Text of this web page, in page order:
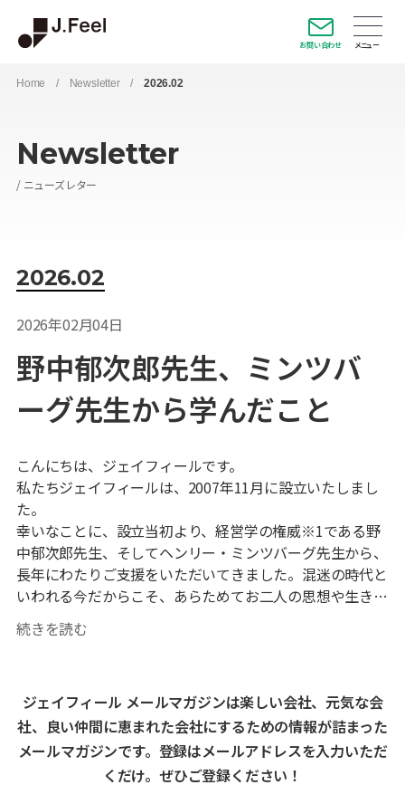
お問い合わせ
Home / Newsletter/ 2026.02
Newsletter
ニューズレター
2026.02
2026年02月04日
野中郁次郎先生、ミンツバ
ーグ先生から学んだこと
こんにちは、ジェイフィールです。
私たちジェイフィールは、2007年11月に設立いたしまし
た。
幸いなことに、設立当初より、経営学の権威※1である野
中郁次郎先生、そしてヘンリー・ミンツバーグ先生から、
長年にわたりご支援をいただいてきました。混迷の時代と
いわれる今だからこそ、あらためてお二人の思想や生き方
に立ち返り、そこから何を学べるのか。そんな思いを起点
に、先日新春セミナーを開催いたしました。
や、メッセージを思い返してみると、そこには社会のあり
方や人の生き方に対する、深い愛情と揺るぎない哲学が感
じられます。お二人は、経営学の分野において独自の理論
を展開し、大きな貢献をされてきました。セミナーでは、
続きを読む
ジェイフィール メールマガジンは楽しい会社、元気な会
社、良い仲間に恵まれた会社にするための情報が詰まった
メールマガジンです。登録はメールアドレスを入力いただ
くだけ。ぜひご登録ください！